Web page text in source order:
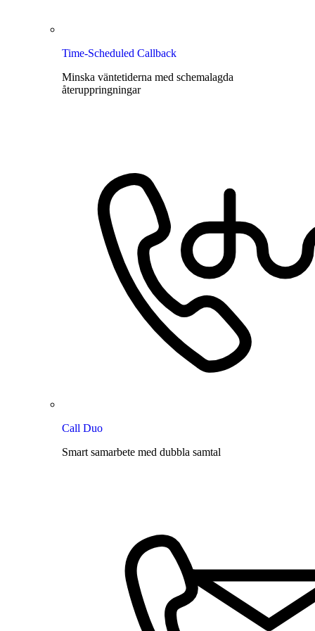
Time-Scheduled Callback
Minska väntetiderna med schemalagda
återuppringningar
Call Duo
Smart samarbete med dubbla samtal